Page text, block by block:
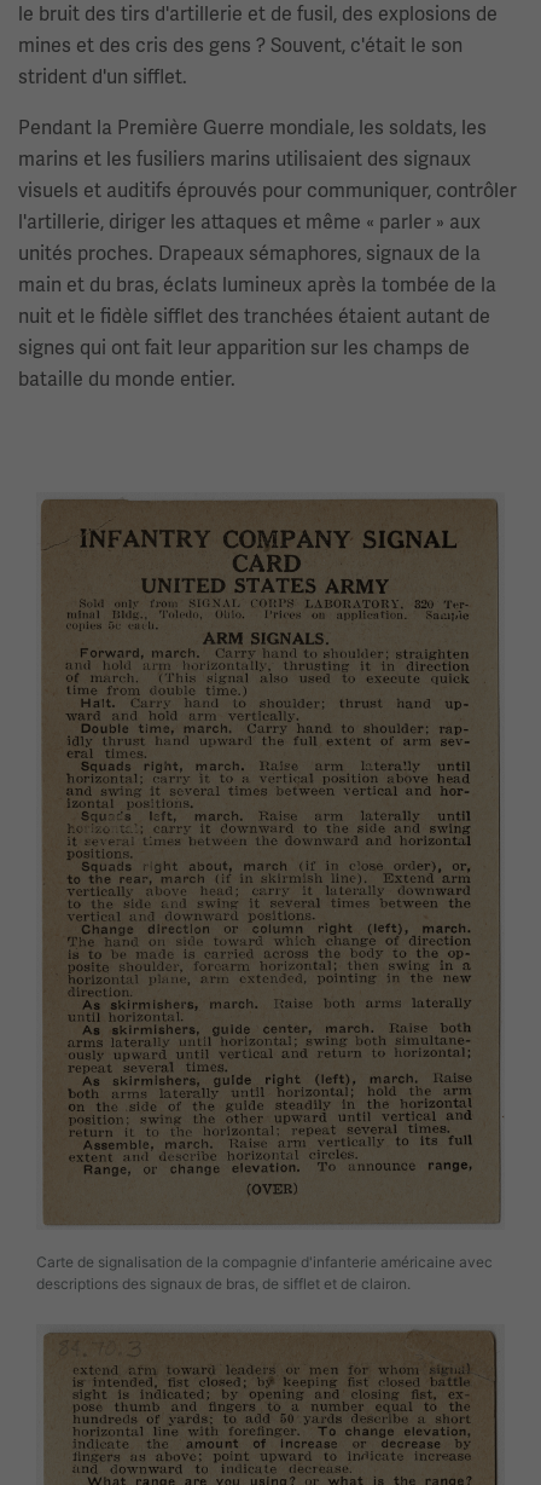
le bruit des tirs d'artillerie et de fusil, des explosions de
mines et des cris des gens ? Souvent, c'était le son
strident d'un sifflet.
Pendant la Première Guerre mondiale, les soldats, les
marins et les fusiliers marins utilisaient des signaux
visuels et auditifs éprouvés pour communiquer, contrôler
l'artillerie, diriger les attaques et même « parler » aux
unités proches. Drapeaux sémaphores, signaux de la
main et du bras, éclats lumineux après la tombée de la
nuit et le fidèle sifflet des tranchées étaient autant de
signes qui ont fait leur apparition sur les champs de
bataille du monde entier.
Image(s)
Carte de signalisation de la compagnie d'infanterie américaine avec
descriptions des signaux de bras, de sifflet et de clairon.
Image(s)